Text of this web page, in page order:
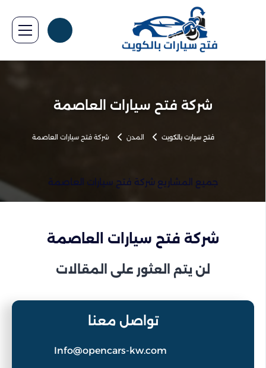
شركة فتح سيارات العاصمة
فتح سيارت بالكويت المدن شركة فتح سيارات العاصمة
جميع المشاريع شركة فتح سيارات العاصمة
شركة فتح سيارات العاصمة
لن يتم العثور على المقالات
تواصل معنا
Info@opencars-kw.com